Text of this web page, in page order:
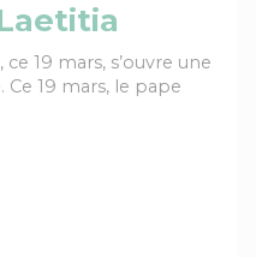
19 mars, s’ouvre une
Ce 19 mars, le pape